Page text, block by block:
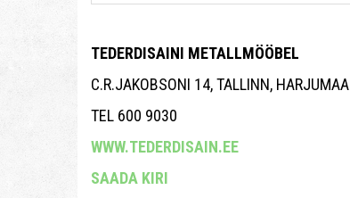
TEDERDISAINI METALLMÖÖBEL
C.R.JAKOBSONI 14, TALLINN, HARJUMAA
TEL 600 9030
WWW.TEDERDISAIN.EE
SAADA KIRI